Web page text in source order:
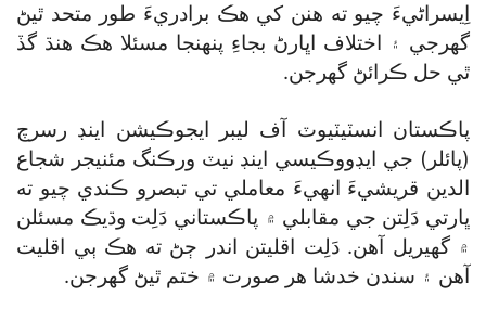
اِيسراڻيءَ چيو ته هنن کي هڪ برادريءَ طور متحد ٿيڻ
گھرجي ۽ اختلاف اڀارڻ بجاءِ پنهنجا مسئلا هڪ هنڌ گڏ
ٿي حل ڪرائڻ گھرجن.
پاڪستان انسٽيٽيوٽ آف ليبر ايجوڪيشن اينڊ رسرچ
(پائلر) جي ايڊووڪيسي اينڊ نيٽ ورڪنگ مئنيجر شجاع
الدين قريشيءَ انهيءَ معاملي تي تبصرو ڪندي چيو ته
ڀارتي دَلِتن جي مقابلي ۾ پاڪستاني دَلِت وڌيڪ مسئلن
۾ گھيريل آهن. دَلِت اقليتن اندر ڄڻ ته هڪ ٻي اقليت
آهن ۽ سندن خدشا هر صورت ۾ ختم ٿيڻ گھرجن.